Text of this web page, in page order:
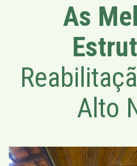
As
Alto